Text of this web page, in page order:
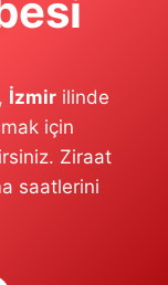
İzmir ilinde
için
Ziraat
saatlerini